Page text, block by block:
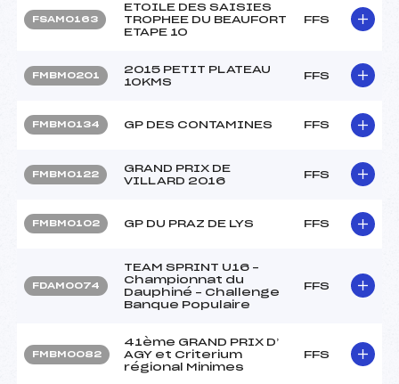
FSAM0163
ETOILE DES SAISIES
TROPHEE DU BEAUFORT
ETAPE 10
FFS
FMBM0201
2015 PETIT PLATEAU
10KMS
FFS
FMBM0134 GP DES CONTAMINES FFS
FMBM0122
GRAND PRIX DE
VILLARD 2016
FFS
FMBM0102 GP DU PRAZ DE LYS FFS
FDAM0074
TEAM SPRINT U16 –
Championnat du
Dauphiné – Challenge
Banque Populaire
FFS
FMBM0082
41ème GRAND PRIX D’
AGY et Criterium
régional Minimes
FFS